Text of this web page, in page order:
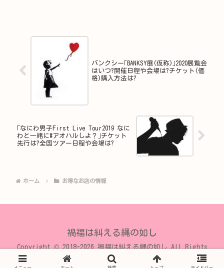
バンクシー｢BANKSY展(仮称)｣2020展覧会
はいつ?開催日程や会場は?チケット(価
格)購入方法は?
｢なにわ男子First Live Tour2019 なに
わと一緒に#アオハルしよ？｣チケット
先行は?全国ツアー日程や会場は?
ホーム お得なお店の情報
禍福は糾える縄の如し
Copyright © 2018-2026 禍福は糾える縄の如し All Rights
Reserved.